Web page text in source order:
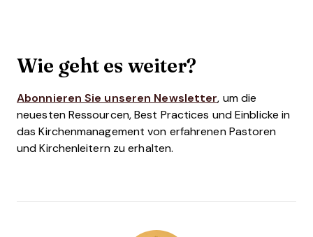
Wie geht es weiter?
Abonnieren Sie unseren Newsletter, um die
neuesten Ressourcen, Best Practices und Einblicke in
das Kirchenmanagement von erfahrenen Pastoren
und Kirchenleitern zu erhalten.